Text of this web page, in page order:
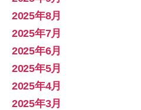
2025年8月
2025年7月
2025年6月
2025年5月
2025年4月
2025年3月